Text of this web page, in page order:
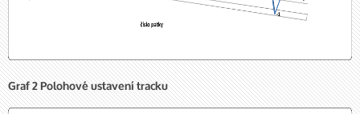
Graf 2 Polohové ustavení tracku